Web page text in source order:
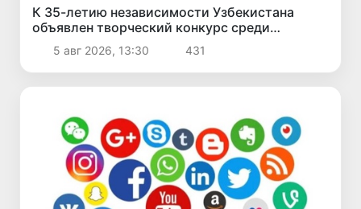
К 35-летию независимости Узбекистана
объявлен творческий конкурс среди
молодежи
5 авг 2026, 13:30 431